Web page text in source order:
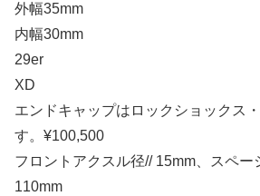
外幅35mm
内幅30mm
29er
XD
エンドキャップはロックショックス
す。¥100,500
フロントアクスル径// 15mm、スペー
110mm